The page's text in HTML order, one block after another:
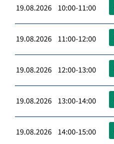
19.08.2026 10:00-11:00
19.08.2026 11:00-12:00
19.08.2026 12:00-13:00
19.08.2026 13:00-14:00
19.08.2026 14:00-15:00